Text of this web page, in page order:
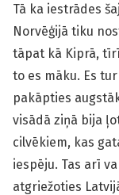
Tā ka iestrādes
Norvēģijā tiku
tāpat kā Kiprā,
to es māku. Es
pakāpties
visādā ziņā bija
cilvēkiem, kas
iespēju. Tas arī
atgriežoties